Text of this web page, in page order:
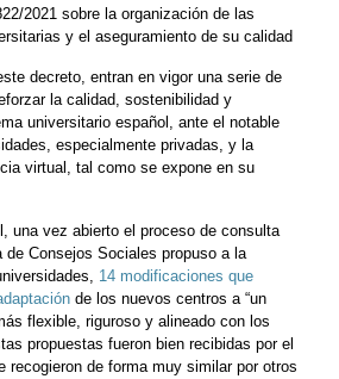
2021 sobre la organización de las
y el aseguramiento de su calidad
decreto, entran en vigor una serie de
la calidad, sostenibilidad y
universitario español, ante el notable
especialmente privadas, y la
virtual, tal como se expone en su
una vez abierto el proceso de consulta
de Consejos Sociales propuso a la
14 modificaciones que
de los nuevos centros a “un
flexible, riguroso y alineado con los
propuestas fueron bien recibidas por el
recogieron de forma muy similar por otros